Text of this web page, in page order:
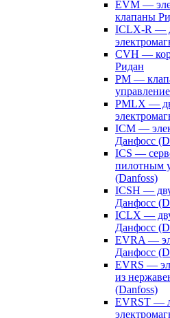
EVM —
клапаны
ICLX-R —
CVH —
Ридан
PM —
PMLX —
ICM —
Данфосс
ICS —
пилотным
(Danfoss)
ICSH —
Данфосс
ICLX —
Данфосс
EVRA —
Данфосс
EVRS —
из
(Danfoss)
EVRST —